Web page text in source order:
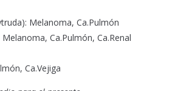
Melanoma, Ca.Pulmón
Ca.Pulmón, Ca.Renal
Ca.Vejiga